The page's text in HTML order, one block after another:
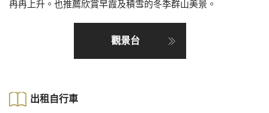
冉冉上升。也推薦欣賞早霞及積雪的冬季群山美景。
觀景台
出租自行車